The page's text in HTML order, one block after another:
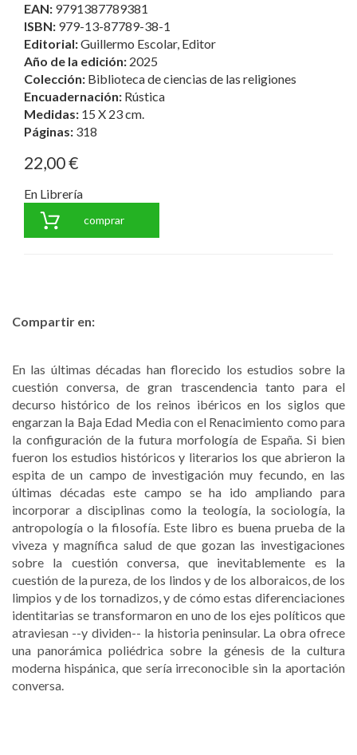
EAN: 9791387789381
ISBN: 979-13-87789-38-1
Editorial:Guillermo Escolar, Editor
Año de la edición: 2025
Colección: Biblioteca de ciencias de las religiones
Encuadernación: Rústica
Medidas: 15 X 23 cm.
Páginas: 318
22,00 €
En Librería
comprar
Compartir en:
En las últimas décadas han florecido los estudios sobre la
cuestión conversa, de gran trascendencia tanto para el
decurso histórico de los reinos ibéricos en los siglos que
engarzan la Baja Edad Media con el Renacimiento como para
la configuración de la futura morfología de España. Si bien
fueron los estudios históricos y literarios los que abrieron la
espita de un campo de investigación muy fecundo, en las
últimas décadas este campo se ha ido ampliando para
incorporar a disciplinas como la teología, la sociología, la
antropología o la filosofía. Este libro es buena prueba de la
viveza y magnífica salud de que gozan las investigaciones
sobre la cuestión conversa, que inevitablemente es la
cuestión de la pureza, de los lindos y de los alboraicos, de los
limpios y de los tornadizos, y de cómo estas diferenciaciones
identitarias se transformaron en uno de los ejes políticos que
atraviesan --y dividen-- la historia peninsular. La obra ofrece
una panorámica poliédrica sobre la génesis de la cultura
moderna hispánica, que sería irreconocible sin la aportación
conversa.